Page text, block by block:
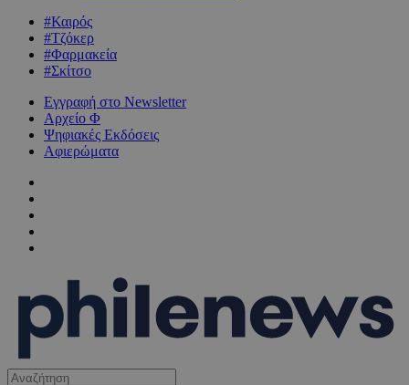
#Καιρός
#Τζόκερ
#Φαρμακεία
#Σκίτσο
Εγγραφή στο Newsletter
Αρχείο Φ
Ψηφιακές Εκδόσεις
Αφιερώματα